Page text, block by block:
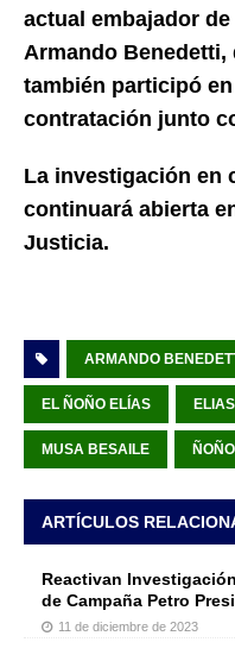
actual embajador
Armando
también participó
contratación junto
La investigación en
continuará abierta
Justicia.
ARMANDO
EL ÑOÑO ELÍAS ELIAS
MUSA BESAILE ÑOÑO
ARTÍCULOS
Reactivan
de Campaña Petro
11 de diciembre de 2023